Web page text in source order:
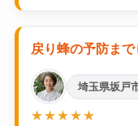
戻り蜂の予防まで
埼玉県坂戸
★★★★★